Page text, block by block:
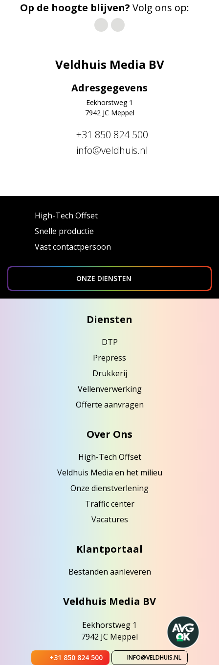
Op de hoogte blijven? Volg ons op:
Veldhuis Media BV
Adresgegevens
Eekhorstweg 1
7942 JC Meppel
+31 850 824 500
info@veldhuis.nl
High-Tech Offset
Snelle productie
Vast contactpersoon
ONZE DIENSTEN
Diensten
DTP
Prepress
Drukkerij
Vellenverwerking
Offerte aanvragen
Over Ons
High-Tech Offset
Veldhuis Media en het milieu
Onze dienstverlening
Traffic center
Vacatures
Klantportaal
Bestanden aanleveren
Veldhuis Media BV
Eekhorstweg 1
7942 JC Meppel
+31 850 824 500 INFO@VELDHUIS.NL